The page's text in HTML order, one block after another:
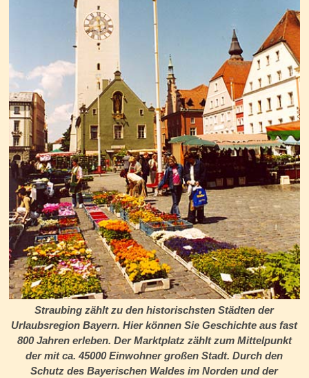
Straubing zählt zu den historischsten Städten der
Urlaubsregion Bayern. Hier können Sie Geschichte aus fast
800 Jahren erleben. Der Marktplatz zählt zum Mittelpunkt
der mit ca. 45000 Einwohner großen Stadt. Durch den
Schutz des Bayerischen Waldes im Norden und der